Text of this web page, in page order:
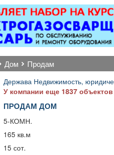
Вывоз мусора.
дом продам
Держава Недвижимость,
У компании еще 1837 объектов
ПРОДАМ ДОМ
5-КОМН.
165 кв.м
15 сот.